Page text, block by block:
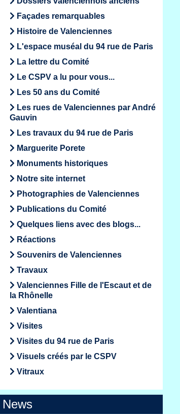
Façades remarquables
Histoire de Valenciennes
L'espace muséal du 94 rue de Paris
La lettre du Comité
Le CSPV a lu pour vous...
Les 50 ans du Comité
Les rues de Valenciennes par André
Gauvin
Les travaux du 94 rue de Paris
Marguerite Porete
Monuments historiques
Notre site internet
Photographies de Valenciennes
Publications du Comité
Quelques liens avec des blogs...
Réactions
Souvenirs de Valenciennes
Travaux
Valenciennes Fille de l'Escaut et de
la Rhônelle
Valentiana
Visites
Visites du 94 rue de Paris
Visuels créés par le CSPV
Vitraux
News